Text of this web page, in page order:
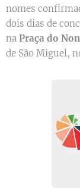
nomes
dois dias de
na Praça do
de São Miguel,